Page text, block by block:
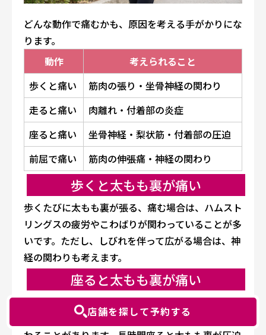
店舗を探して予約する
どんな動作で痛むかも、原因を考える手がかりにな
ります。
動作
考えられること
歩くと痛い
筋肉の張り・坐骨神経の関わり
走ると痛い
肉離れ・付着部の炎症
座ると痛い
坐骨神経・梨状筋・付着部の圧迫
前屈で痛い
筋肉の伸張痛・神経の関わり
歩くと太もも裏が痛い
歩くたびに太もも裏が張る、痛む場合は、ハムスト
リングスの疲労やこわばりが関わっていることが多
いです。ただし、しびれを伴って広がる場合は、神
経の関わりも考えます。
座ると太もも裏が痛い
座ると痛い場合は、坐骨神経や梨状筋、ハムストリ
ングスがお尻の骨につく部分(坐骨結節)の負担が関